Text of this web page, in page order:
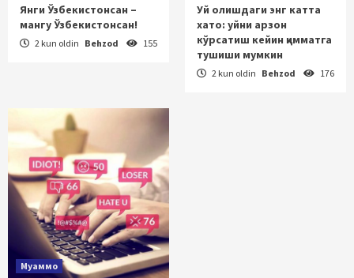
Янги Ўзбекистонсан –
мангу Ўзбекистонсан!
2 kun oldin Behzod 155
Уй олишдаги энг катта
хато: уйни арзон
кўрсатиш кейин қимматга
тушиши мумкин
2 kun oldin Behzod 176
Муаммо